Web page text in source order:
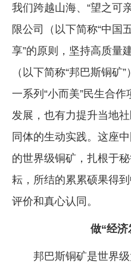
我们跨越山海、“望之可
限公司（以下简称“中国
享”的原则，坚持高质量
（以下简称“邦巴斯铜矿
一系列“小而美”民生合
发展，也有力提升当地
同体的生动实践。这座
的世界级铜矿，扎根于
耘，所结的累累硕果得
评价和真心认同。
做“经济
邦巴斯铜矿是世界